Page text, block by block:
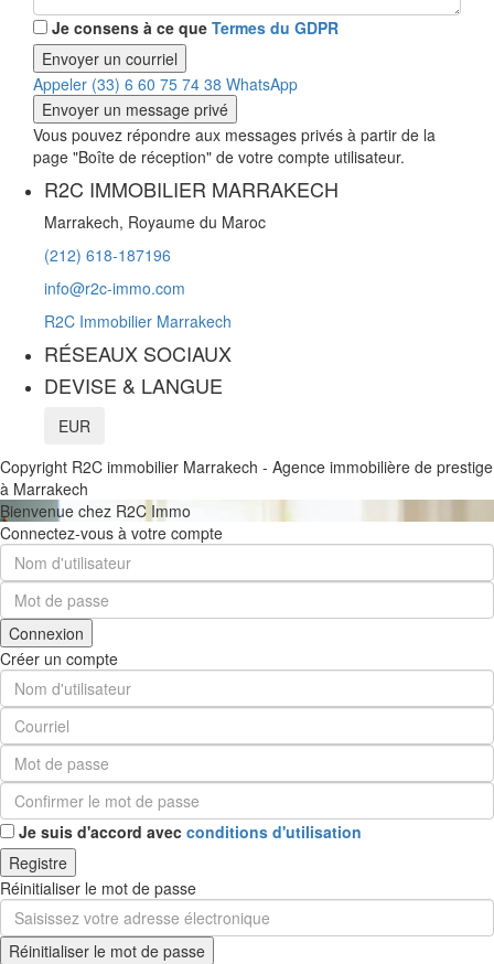
Je consens à ce que Termes du GDPR
Appeler (33) 6 60 75 74 38 WhatsApp
Vous pouvez répondre aux messages privés à partir de la
page "Boîte de réception" de votre compte utilisateur.
R2C IMMOBILIER MARRAKECH
Marrakech, Royaume du Maroc
(212) 618-187196
info@r2c-immo.com
R2C Immobilier Marrakech
RÉSEAUX SOCIAUX
DEVISE & LANGUE
EUR
Copyright R2C immobilier Marrakech - Agence immobilière de prestige
à Marrakech
Bienvenue chez R2C Immo
Connectez-vous à votre compte
Connexion
Créer un compte
Je suis d'accord avec conditions d'utilisation
Registre
Réinitialiser le mot de passe
Réinitialiser le mot de passe